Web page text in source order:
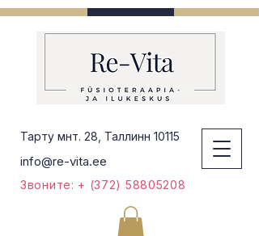
Тарту мнт. 28, Таллинн 10115
info@re-vita.ee
Звоните: + (372) 58805208